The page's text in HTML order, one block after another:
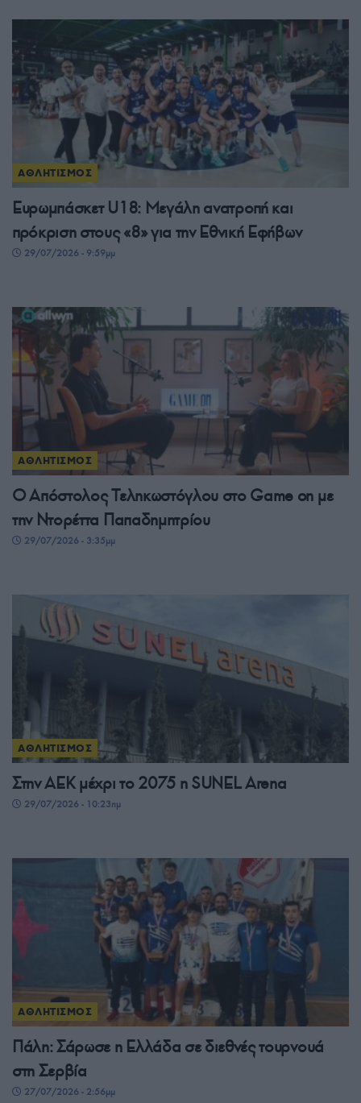
ΑΘΛΗΤΙΣΜΟΣ
Ευρωμπάσκετ U18: Μεγάλη ανατροπή και
πρόκριση στους «8» για την Εθνική Εφήβων
29/07/2026 - 9:59μμ
ΑΘΛΗΤΙΣΜΟΣ
Ο Απόστολος Τεληκωστόγλου στο Game on με
την Ντορέττα Παπαδημητρίου
29/07/2026 - 3:35μμ
ΑΘΛΗΤΙΣΜΟΣ
Στην ΑΕΚ μέχρι το 2075 η SUNEL Arena
29/07/2026 - 10:23πμ
ΑΘΛΗΤΙΣΜΟΣ
Πάλη: Σάρωσε η Ελλάδα σε διεθνές τουρνουά
στη Σερβία
27/07/2026 - 2:56μμ